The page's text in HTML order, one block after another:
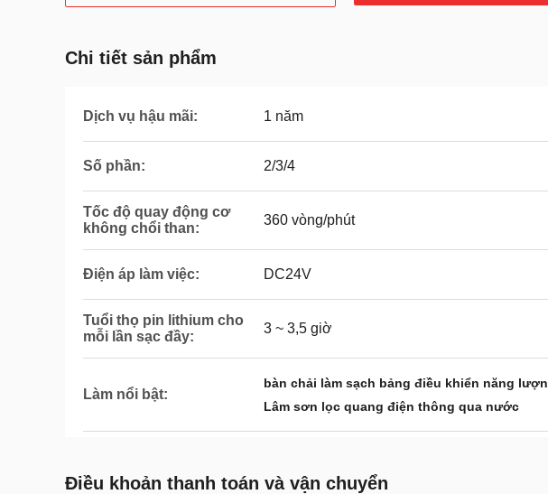
Chi tiết sản phẩm
Dịch vụ hậu mãi: 1 năm
Số phần: 2/3/4
Tốc độ quay động cơ
không chổi than:
360 vòng/phút
Điện áp làm việc: DC24V
Tuổi thọ pin lithium cho
mỗi lần sạc đầy:
3 ~ 3,5 giờ
Làm nổi bật:
bàn chải làm sạch bảng điều khiển năng
Lâm sơn lọc quang điện thông qua nước
Điều khoản thanh toán và vận chuyển